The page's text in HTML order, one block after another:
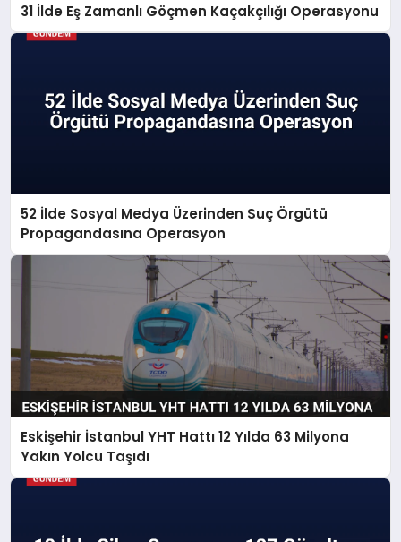
31 İlde Eş Zamanlı Göçmen Kaçakçılığı Operasyonu
52 İlde Sosyal Medya Üzerinden Suç Örgütü
Propagandasına Operasyon
Eskişehir İstanbul YHT Hattı 12 Yılda 63 Milyona
Yakın Yolcu Taşıdı